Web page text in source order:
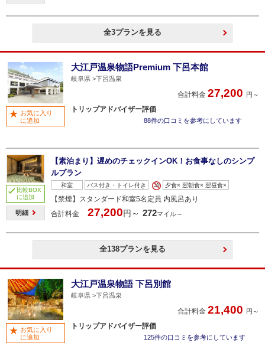
全3プランを見る
大江戸温泉物語Premium 下呂本館
岐阜県 下呂温泉
合計料金 27,200 円～
トリップアドバイザー評価
88件の口コミを参考にしています
お気に入り
に追加
比較BOX
に追加
明細
【素泊まり】遅めのチェックインOK！お食事なしのシンプ
ルプラン
和室 バス付き・トイレ付き 夕食× 翌朝食× 翌昼食×
【禁煙】スタンダード和室5名定員 内風呂あり
合計料金
27,200円～ 272マイル～
全138プランを見る
大江戸温泉物語 下呂別館
岐阜県 下呂温泉
合計料金 21,400 円～
トリップアドバイザー評価
125件の口コミを参考にしています
お気に入り
に追加